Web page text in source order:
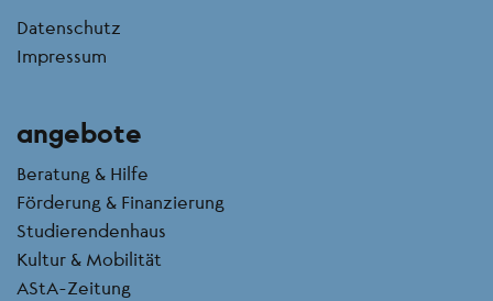
kontakt
Datenschutz
Impressum
angebote
Beratung & Hilfe
Förderung & Finanzierung
Studierendenhaus
Kultur & Mobilität
AStA-Zeitung